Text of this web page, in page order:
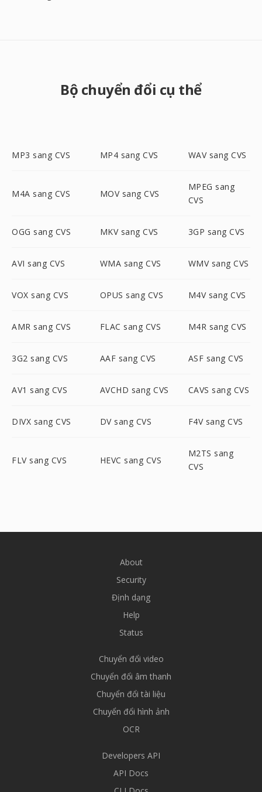
Bộ chuyển đổi cụ thể
MP3 sang CVS MP4 sang CVS WAV sang CVS
M4A sang CVS MOV sang CVS
MPEG sang
CVS
OGG sang CVS MKV sang CVS 3GP sang CVS
AVI sang CVS WMA sang CVS WMV sang CVS
VOX sang CVS OPUS sang CVS M4V sang CVS
AMR sang CVS FLAC sang CVS M4R sang CVS
3G2 sang CVS AAF sang CVS ASF sang CVS
AV1 sang CVS AVCHD sang CVS CAVS sang CVS
DIVX sang CVS DV sang CVS F4V sang CVS
FLV sang CVS HEVC sang CVS
M2TS sang
CVS
About
Security
Định dạng
Help
Status
Chuyển đổi video
Chuyển đổi âm thanh
Chuyển đổi tài liệu
Chuyển đổi hình ảnh
OCR
Developers API
API Docs